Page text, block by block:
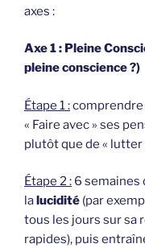
axes :
Axe 1 : Pleine
pleine conscience ?)
Étape 1 :comprendre
« Faire avec » ses
plutôt que de « lutter
Étape 2 : 6 semaines
la lucidité (par
tous les jours sur sa
rapides), puis